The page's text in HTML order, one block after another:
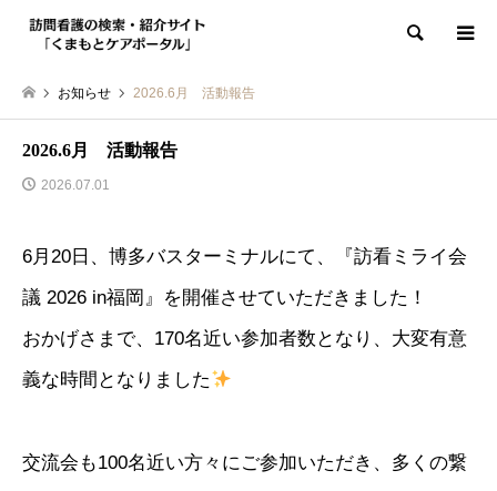
検索
お知らせ 2026.6月 活動報告
2026.6月 活動報告
2026.07.01
6月20日、博多バスターミナルにて、『訪看ミライ会
議 2026 in福岡』を開催させていただきました！
おかげさまで、170名近い参加者数となり、大変有意
義な時間となりました
交流会も100名近い方々にご参加いただき、多くの繋